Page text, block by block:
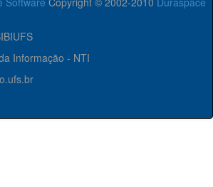
Informação - NTI